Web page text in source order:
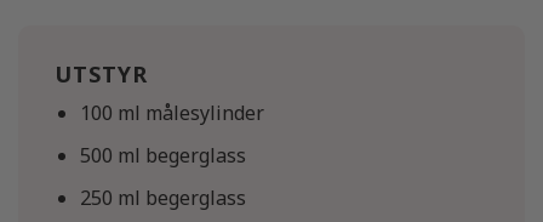
UTSTYR
100 ml målesylinder
500 ml begerglass
250 ml begerglass